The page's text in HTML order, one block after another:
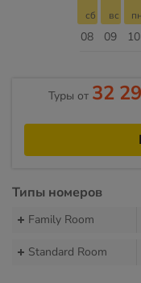
08
сб
09
вс
10
пн
Туры от 32
Типы номеров
Family Room
Standard Room